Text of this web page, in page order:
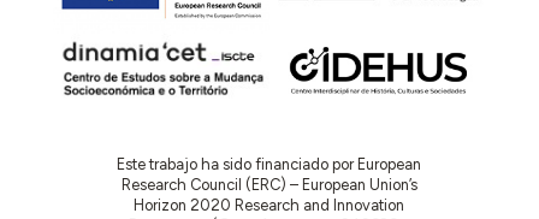
Este trabajo ha sido financiado por European
Research Council (ERC) – European Union’s
Horizon 2020 Research and Innovation